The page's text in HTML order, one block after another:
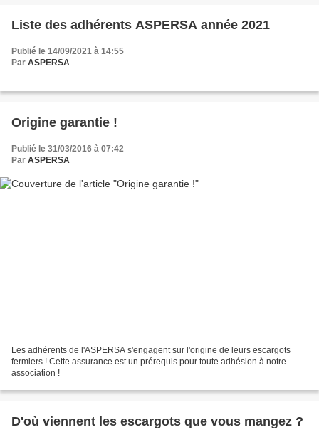
Liste des adhérents ASPERSA année 2021
Publié le 14/09/2021 à 14:55
Par ASPERSA
Origine garantie !
Publié le 31/03/2016 à 07:42
Par ASPERSA
Les adhérents de l'ASPERSA s'engagent sur l'origine de leurs escargots
fermiers ! Cette assurance est un prérequis pour toute adhésion à notre
association !
D'où viennent les escargots que vous mangez ?